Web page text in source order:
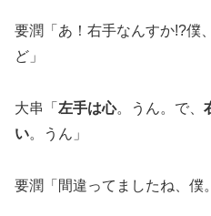
要潤「あ！右手なんすか!?僕
ど」
大串「 左手は心。うん。で、
い。うん」
要潤「間違ってましたね、僕